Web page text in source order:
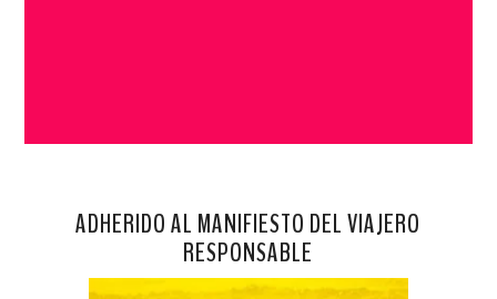
ADHERIDO AL MANIFIESTO DEL VIAJERO
RESPONSABLE